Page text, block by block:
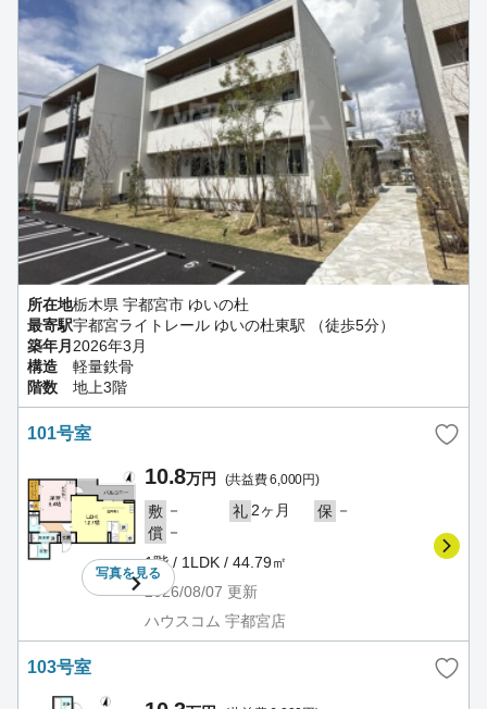
所在地栃木県 宇都宮市 ゆいの杜
最寄駅宇都宮ライトレール ゆいの杜東駅 （徒歩5分）
築年月 2026年3月
構造
軽量鉄骨
階数
地上3階
101号室
写真を見る
10.8万円 (共益費 6,000円)
敷 － 礼 2ヶ月 保 －
償 －
1階 / 1LDK / 44.79㎡
2026/08/07 更新
ハウスコム 宇都宮店
103号室